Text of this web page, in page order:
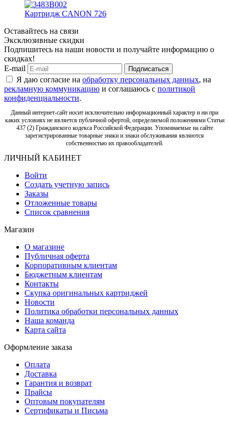
Картридж CANON 726
Оставайтесь на связи
Эксклюзивные скидки
Подпишитесь на наши новости и получайте информацию о
скидках!
E-mail
Подписаться
Я даю согласие на обработку персональных данных, на
рекламную коммуникацию и соглашаюсь с политикой
конфиденциальности.
Данный интернет-сайт носит исключительно информационный характер и ни при
каких условиях не является публичной офертой, определяемой положениями Статьи
437 (2) Гражданского кодекса Российской Федерации. Упоминаемые на сайте
зарегистрированные товарные знаки и знаки обслуживания являются
собственностью их правообладателей.
ЛИЧНЫЙ КАБИНЕТ
Войти
Создать учетную запись
Заказы
Отложенные товары
Список сравнения
Магазин
О магазине
Публичная оферта
Корпоративным клиентам
Бюджетным клиентам
Контакты
Скупка оригинальных картриджей
Новости
Политика обработки персональных данных
Наша команда
Карта сайта
Оформление заказа
Оплата
Доставка
Гарантия и возврат
Прайсы
Оптовым покупателям
Сертификаты и Письма